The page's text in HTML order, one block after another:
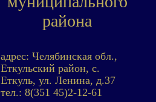
района
адрес: Челябинская обл.,
Еткульский район, с.
Еткуль, ул. Ленина, д.37
тел.: 8(351 45)2-12-61